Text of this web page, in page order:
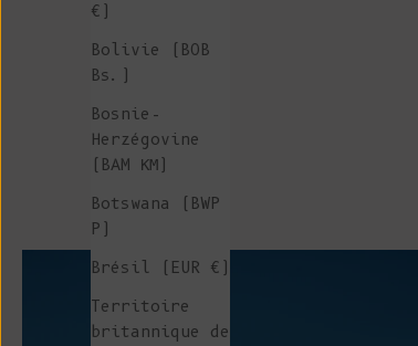
€)
Bolivie (BOB
Bs.)
Bosnie-
Herzégovine
(BAM КМ)
Botswana (BWP
P)
Brésil (EUR €)
Territoire
britannique de